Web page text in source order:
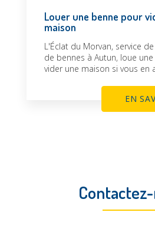
Louer une benne pour
maison
L'Éclat du Morvan, service
de bennes à Autun, loue
vider une maison si vous en
EN